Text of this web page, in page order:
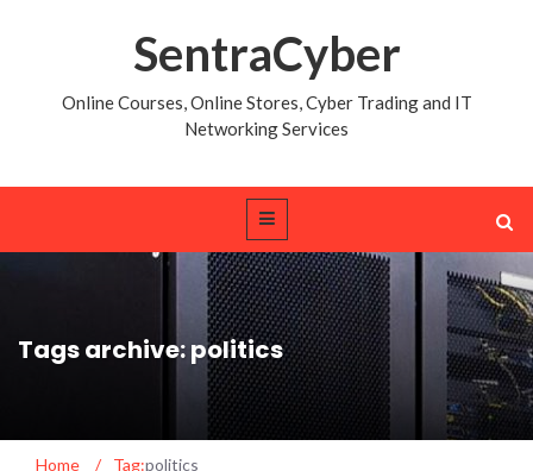
SentraCyber
Online Courses, Online Stores, Cyber Trading and IT
Networking Services
Tags archive: politics
Home / Tag:politics